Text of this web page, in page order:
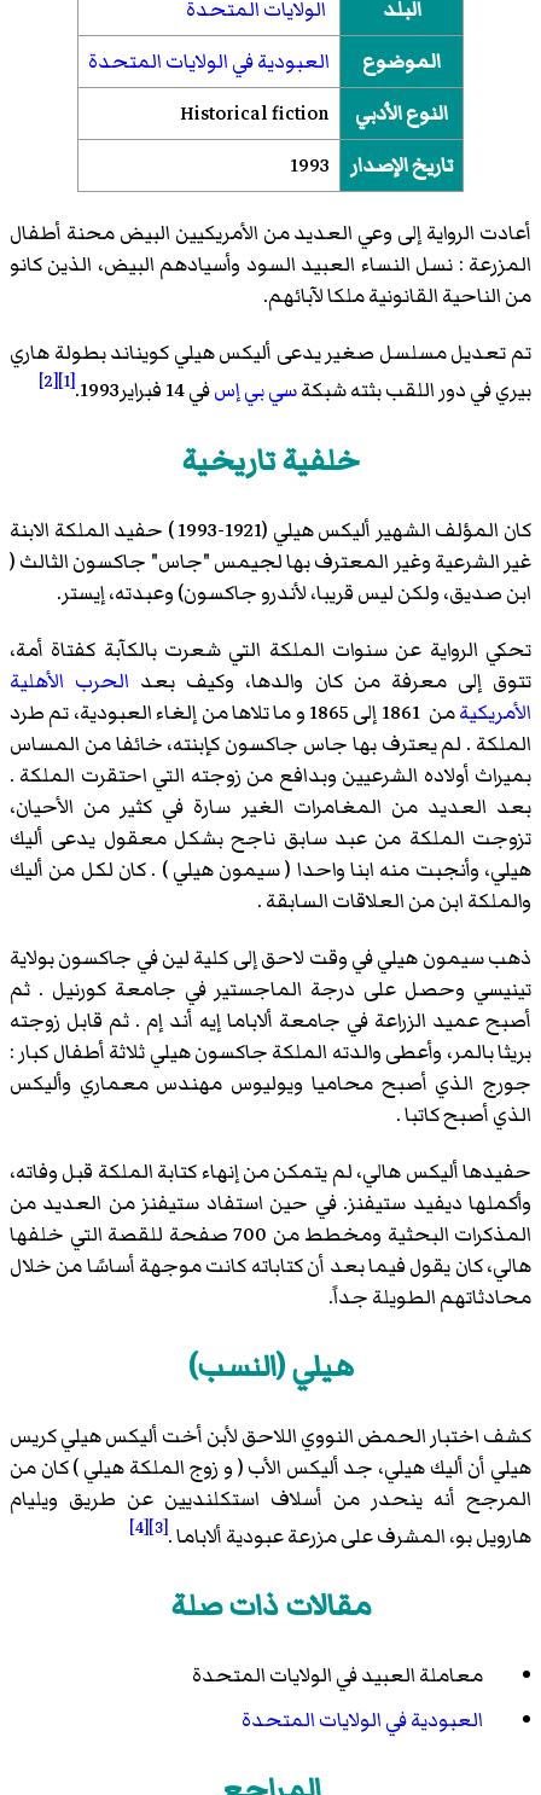
البلد
الولايات المتحدة
الموضوع
العبودية في الولايات المتحدة
النوع الأدبي
Historical fiction
تاريخ الإصدار
1993
أعادت الرواية إلى وعي العديد من الأمريكيين البيض محنة أطفال
المزرعة : نسل النساء العبيد السود وأسيادهم البيض، الذين كانو
من الناحية القانونية ملكا لآبائهم.
تم تعديل مسلسل صغير يدعى أليكس هيلي كويناند بطولة هاري
بيري في دور اللقب بثته شبكةسي بي إسفي 14 فبراير1993. [1]
[2]
خلفية تاريخية
كان المؤلف الشهير أليكس هيلي (1921-1993 ) حفيد الملكة الابنة
غير الشرعية وغير المعترف بها لجيمس "جاس" جاكسون الثالث (
ابن صديق، ولكن ليس قريبا، لأندرو جاكسون) وعبدته، إيستر.
تحكي الرواية عن سنوات الملكة التي شعرت بالكآبة كفتاة أمة،
تتوق إلى معرفة من كان والدها، وكيف بعد الحرب الأهلية
الأمريكية
من 1861 إلى 1865 و ما تلاها من إلغاء العبودية، تم طرد
الملكة . لم يعترف بها جاس جاكسون كإبنته، خائفا من المساس
بميراث أولاده الشرعيين وبدافع من زوجته التي احتقرت الملكة .
بعد العديد من المغامرات الغير سارة في كثير من الأحيان،
تزوجت الملكة من عبد سابق ناجح بشكل معقول يدعى أليك
هيلي، وأنجبت منه ابنا واحدا ( سيمون هيلي ) . كان لكل من أليك
والملكة ابن من العلاقات السابقة .
ذهب سيمون هيلي في وقت لاحق إلى كلية لين في جاكسون بولاية
تينيسي وحصل على درجة الماجستير في جامعة كورنيل . ثم
أصبح عميد الزراعة في جامعة ألاباما إيه أند إم . ثم قابل زوجته
بريثا بالمر، وأعطى والدته الملكة جاكسون هيلي ثلاثة أطفال كبار :
جورج الذي أصبح محاميا ويوليوس مهندس معماري وأليكس
الذي أصبح كاتبا .
حفيدها أليكس هالي، لم يتمكن من إنهاء كتابة الملكة قبل وفاته،
وأكملها ديفيد ستيفنز. في حين استفاد ستيفنز من العديد من
المذكرات البحثية ومخطط من 700 صفحة للقصة التي خلفها
هالي، كان يقول فيما بعد أن كتاباته كانت موجهة أساسًا من خلال
محادثاتهم الطويلة جداً.
هيلي (النسب)
كشف اختبار الحمض النووي اللاحق لأبن أخت أليكس هيلي كريس
هيلي أن أليك هيلي، جد أليكس الأب ( و زوج الملكة هيلي ) كان من
المرجح أنه ينحدر من أسلاف استكلنديين عن طريق ويليام
هارويل بو، المشرف على مزرعة عبودية ألاباما .[3]
[4]
مقالات ذات صلة
معاملة العبيد في الولايات المتحدة
العبودية في الولايات المتحدة